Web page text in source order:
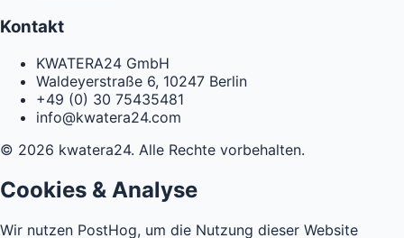
Kontakt
KWATERA24 GmbH
Waldeyerstraße 6, 10247 Berlin
+49 (0) 30 75435481
info@kwatera24.com
© 2026 kwatera24. Alle Rechte vorbehalten.
Cookies & Analyse
Wir nutzen PostHog, um die Nutzung dieser Website